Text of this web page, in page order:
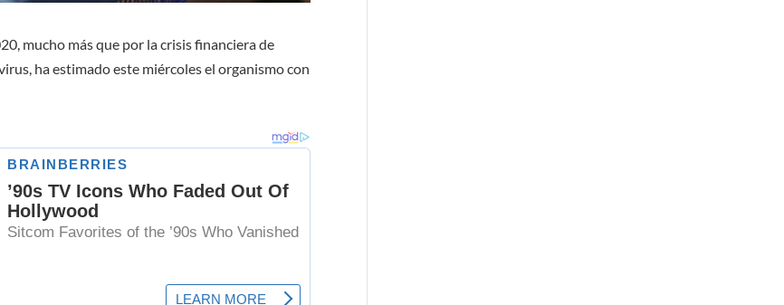
mucho más que por la crisis financiera de
ha estimado este miércoles el organismo con